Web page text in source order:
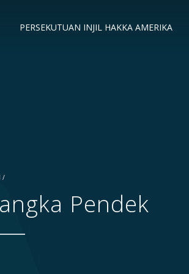
PERSEKUTUAN INJIL HAKKA AMERIKA
/
Pendek